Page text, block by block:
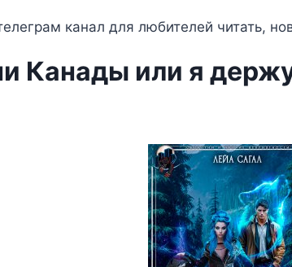
канал для любителей читать,
Канады или я